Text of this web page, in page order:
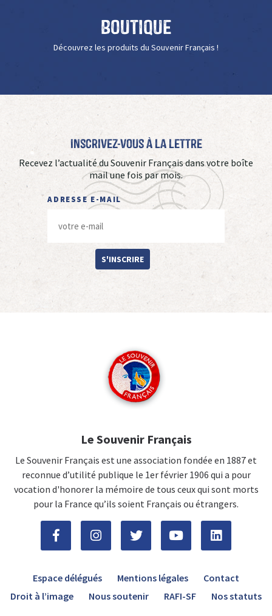
Boutique
Découvrez les produits du Souvenir Français !
Inscrivez-vous à La Lettre
Recevez l’actualité du Souvenir Français dans votre boîte
mail une fois par mois.
ADRESSE E-MAIL
S'INSCRIRE
Le Souvenir Français
Le Souvenir Français est une association fondée en 1887 et
reconnue d’utilité publique le 1er février 1906 qui a pour
vocation d'honorer la mémoire de tous ceux qui sont morts
pour la France qu’ils soient Français ou étrangers.
Espace délégués Mentions légales
Contact
Droit à l’image
Nous soutenir RAFI-SF Nos statuts